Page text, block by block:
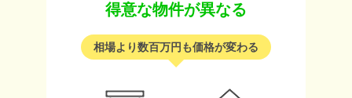
得意な物件が異なる
相場より数百万円も価格が変わる